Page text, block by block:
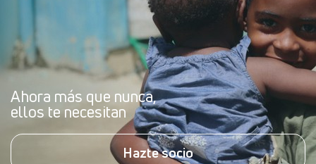
Ahora más que nunca,
ellos te necesitan
Hazte socio